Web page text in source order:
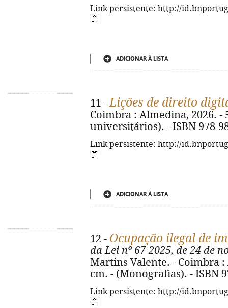
Link persistente: http://
ADICIONAR À LISTA
11 -Lições de direito
Coimbra : Almedina, 2026. -
universitários). - ISBN 978-
Link persistente: http://
ADICIONAR À LISTA
12 - Ocupação ilegal de
da Lei nº 67-2025, de 24 de
Martins Valente. - Coimbra :
cm. - (Monografias). - ISBN
Link persistente: http://